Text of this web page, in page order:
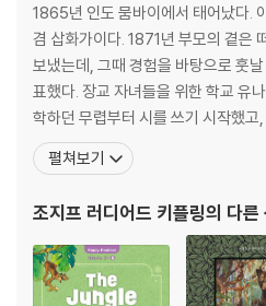
[도서] The Emperor’s New
The Red Shoes : 벌거벗은 임금님 /
영어 독해 및 어린이 영어문고 분야
즈의 개정판! 시간이 지나도 가치가 변
수, 어휘 수, 어휘 난이도, 문장 구조를
계적으로 정리하여, 총 48권으로 돌아
한국어를 일체 제외하고, 핵심 어휘와
스트를 더욱 생동감 있게 구성했다는
로 이용할 수 있는 전자책이 제공되는
국어 번역, 키워드, 그래머 포인트를 확
1865년 인도 뭄바이에서 태어났다.
겸 삽화가이다. 1871년 부모의 곁은
보냈는데, 그때 경험을 바탕으로 훗
표했다. 장교 자녀들을 위한 학교 유
학하던 무렵부터 시를 쓰기 시작했고,
인 비용으로 출간했다. 다음 해 인도
그곳에서 산문, 단편, 스케치, 시 모음
린 밸러스티어와 결혼하여,
펼쳐보기
조지프 러디어드 키플링의 다른